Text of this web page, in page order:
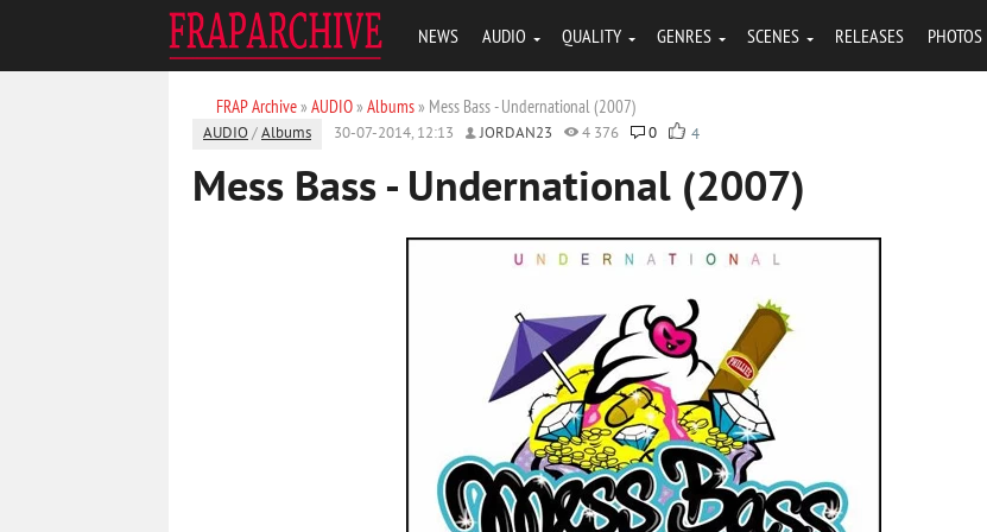
NEWS AUDIO QUALITY GENRES SCENES RELEASES PHOTOS
FRAP Archive» AUDIO» Albums» Mess Bass - Undernational (2007)
AUDIO /Albums 30-07-2014, 12:13 JORDAN23 4 376 0 4
Mess Bass - Undernational (2007)